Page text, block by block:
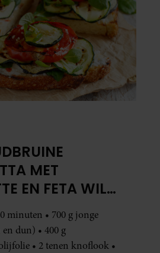
MET
EN FETA WIL
MAKEN
minuten • 700 g jonge
dun) • 400 g
• 2 tenen knoflook •